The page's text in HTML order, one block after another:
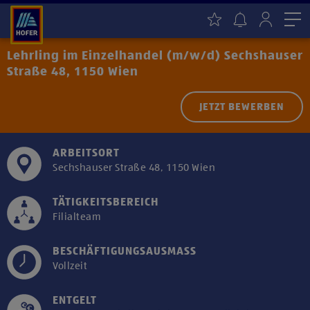
Lehrling im Einzelhandel (m/w/d) Sechshauser
Straße 48, 1150 Wien
JETZT BEWERBEN
ARBEITSORT
Sechshauser Straße 48, 1150 Wien
TÄTIGKEITSBEREICH
Filialteam
BESCHÄFTIGUNGSAUSMASS
Vollzeit
ENTGELT